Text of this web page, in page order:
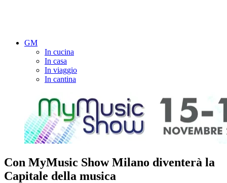
GM
In cucina
In casa
In viaggio
In cantina
Con MyMusic Show Milano diventerà la
Capitale della musica